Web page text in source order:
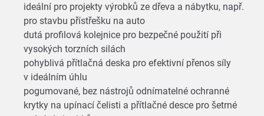
ideální pro projekty výrobků ze dřeva a nábytku, např.
pro stavbu přístřešku na auto
dutá profilová kolejnice pro bezpečné použití při
vysokých torzních silách
pohyblivá přítlačná deska pro efektivní přenos síly
v ideálním úhlu
pogumované, bez nástrojů odnímatelné ochranné
krytky na upínací čelisti a přítlačné desce pro šetrné